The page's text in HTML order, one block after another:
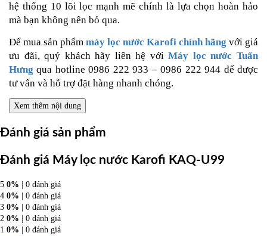
hệ thống 10 lõi lọc mạnh mẽ chính là lựa chọn hoàn hảo
mà bạn không nên bỏ qua.
Để mua sản phẩm máy lọc nước Karofi chính hãng với giá
ưu đãi, quý khách hãy liên hệ vớiMáy lọc nước Tuấn
Hưng qua hotline 0986 222 933 – 0986 222 944 để được
tư vấn và hỗ trợ đặt hàng nhanh chóng.
Xem thêm nội dung
Đánh giá sản phẩm
Đánh giá Máy lọc nước Karofi KAQ-U99
5 0% | 0 đánh giá
4 0% | 0 đánh giá
3 0% | 0 đánh giá
2 0% | 0 đánh giá
1 0% | 0 đánh giá